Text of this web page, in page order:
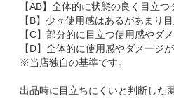
【AB】全体的に状態の良く目立
【B】少々使用感はあるがあまり
【C】部分的に目立つ使用感やダ
【D】全体的に使用感やダメージ
※当店独自の基準です。
出品時に目立ちにくいと判断した